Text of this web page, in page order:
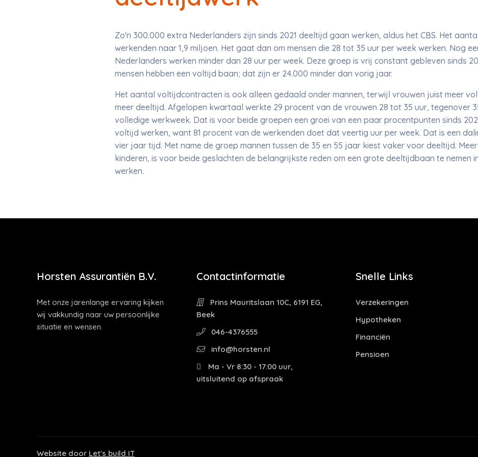
Zo'n 300.000 extra Nederlanders zijn sinds 2021 deeltijd gaan werken, aldus het CBS. Het
werkenden naar 1,9 miljoen. Het gaat dan om mensen die 28 tot 35 uur per week werken. Nog
Nederlanders werken minder dan 28 uur per week. Deze groep is vrij constant gebleven sinds
mensen hebben een voltijd baan; dat zijn er 24.000 minder dan vorig jaar.
Het aantal voltijdcontracten is ook alleen gedaald onder mannen, terwijl vrouwen juist meer
meer deeltijd. Afgelopen kwartaal werkte 29 procent van de vrouwen 28 tot 35 uur, tegenover
volledige werkweek. Dat is voor beide groepen een groei van een paar procentpunten sinds
voltijd werken, want 81 procent van de werkenden doet dat veertig uur per week. Dat is een
vier jaar tijd. Met name de groep mannen tussen de 35 en 55 jaar kiest vaker voor deeltijd.
kinderen, is voor beide geslachten de belangrijkste reden om een grote deeltijdbaan te nemen
werken.
Horsten Assurantiën B.V.
Met onze jarenlange ervaring kijken
wij vakkundig naar uw persoonlijke
situatie en wensen.
Contactinformatie
Prins Mauritslaan 10C, 6191 EG,
Beek
046-4376555
info@horsten.nl
Ma - Vr 8:30 - 17:00 uur,
uitsluitend op afspraak
Snelle Links
Verzekeringen
Hypotheken
Financiën
Pensioen
Website door Let's build IT